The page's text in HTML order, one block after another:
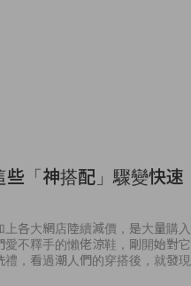
「神搭配」驟變快速
各大網店陸續減價，是大量購入
不釋手的懶佬涼鞋，剛開始對它
，看過潮人們的穿搭後，就發現